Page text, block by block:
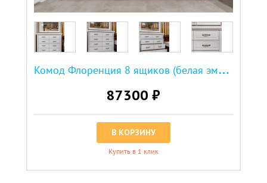
К
омод Флоренция 8 ящиков (белая эмаль)
87300 ₽
В КОРЗИНУ
Купить в 1 клик